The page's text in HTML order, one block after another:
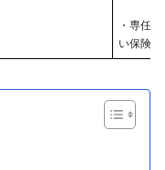
・専任
い保険